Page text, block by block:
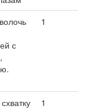
с
1
1